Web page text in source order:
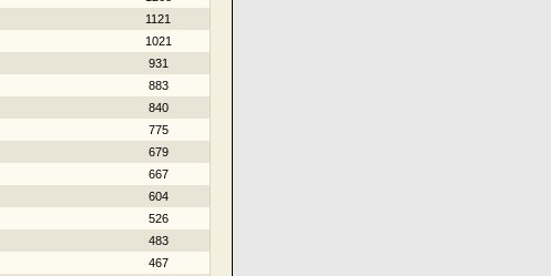
1121
1021
931
883
840
775
679
667
604
526
483
467